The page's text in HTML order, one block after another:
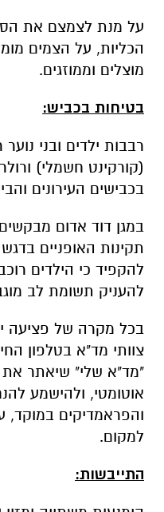
על מנת לצמצם את
הכליות, על הצמים
מוצלים וממוזגים.
בטיחות בכביש:
רבבות ילדים ובני נוער
(קורקינט חשמלי)
בכבישים העירונים
במגן דוד אדום
תקינות האופניים
להקפיד כי הילדים
להעניק תשומת לב
בכל מקרה של פציעה
"מד"א שלי" שיאתר את
אוטומטי, ולהישמע
והפראמדיקים במוקד,
למקום.
התייבשות: